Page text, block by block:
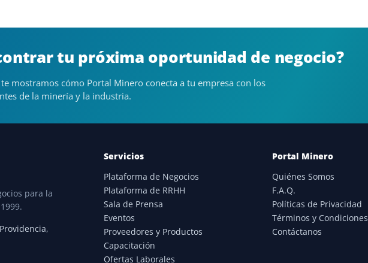
tu próxima oportunidad de negocio?
mostramos cómo Portal Minero conecta a tu empresa con los
de la minería y la industria.
para la
Servicios
Plataforma de Negocios
Plataforma de RRHH
Sala de Prensa
Eventos
Proveedores y Productos
Capacitación
Ofertas Laborales
Portal Minero
Quiénes Somos
F.A.Q.
Políticas de Privacidad
Términos y Condiciones
Contáctanos